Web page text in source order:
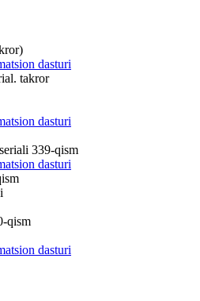
dasturi
takror
dasturi
339-qism
dasturi
qism
dasturi